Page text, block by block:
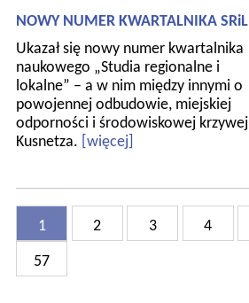
NOWY NUMER KWARTALNIKA SRiL
Ukazał się nowy numer kwartalnika
naukowego „Studia regionalne i
lokalne” – a w nim między innymi o
powojennej odbudowie, miejskiej
odporności i środowiskowej krzywej
Kusnetza. [więcej]
1 2 3 4
57